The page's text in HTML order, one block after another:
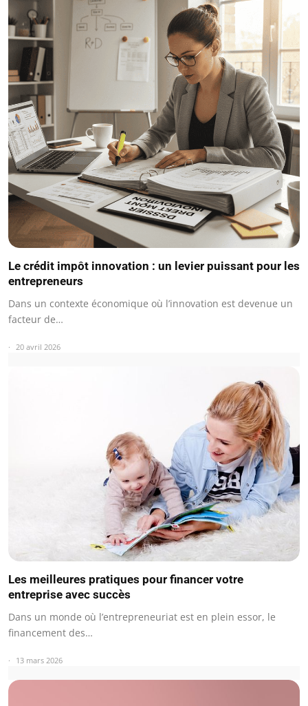
Le crédit impôt innovation : un levier puissant pour les
entrepreneurs
Dans un contexte économique où l’innovation est devenue un
facteur de…
20 avril 2026
Les meilleures pratiques pour financer votre
entreprise avec succès
Dans un monde où l’entrepreneuriat est en plein essor, le
financement des…
13 mars 2026